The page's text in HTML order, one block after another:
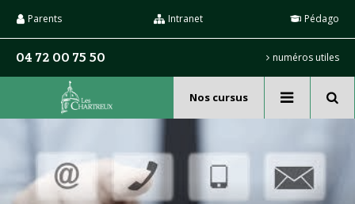
contenu.
|
personnels
Nos cursus
04 72 00 75 50 numéros utiles
Parents Intranet Pédago